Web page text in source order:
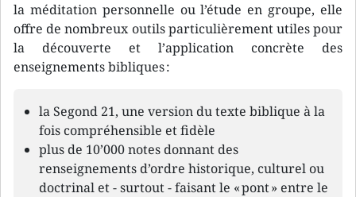
la méditation personnelle ou l’étude en groupe, elle
offre de nombreux outils particulièrement utiles pour
la découverte et l’application concrète des
enseignements bibliques :
la Segond 21, une version du texte biblique à la
fois compréhensible et fidèle
plus de 10’000 notes donnant des
renseignements d’ordre historique, culturel ou
doctrinal et - surtout - faisant le « pont » entre le